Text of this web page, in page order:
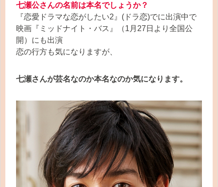
七瀬公さんの名前は本名でしょうか？
『恋愛ドラマな恋がしたい2』(ドラ恋)でに出演中で
映画『ミッドナイト・バス』（1月27日より全国公
開）にも出演
恋の行方も気になりますが、
七瀬さんが芸名なのか本名なのか気になります。